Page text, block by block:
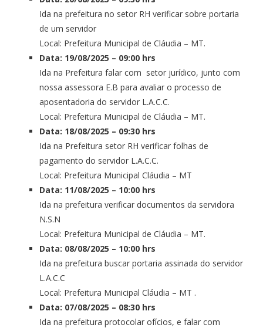
Ida na prefeitura no setor RH verificar sobre portaria
de um servidor
Local: Prefeitura Municipal de Cláudia – MT.
Data: 19/08/2025 – 09:00 hrs
Ida na Prefeitura falar com setor jurídico, junto com
nossa assessora E.B para avaliar o processo de
aposentadoria do servidor L.A.C.C.
Local: Prefeitura Municipal de Cláudia – MT.
Data: 18/08/2025 – 09:30 hrs
Ida na Prefeitura setor RH verificar folhas de
pagamento do servidor L.A.C.C.
Local: Prefeitura Municipal Cláudia – MT
Data: 11/08/2025 – 10:00 hrs
Ida na prefeitura verificar documentos da servidora
N.S.N
Local: Prefeitura Municipal de Cláudia – MT.
Data: 08/08/2025 – 10:00 hrs
Ida na prefeitura buscar portaria assinada do servidor
L.A.C.C
Local: Prefeitura Municipal Cláudia – MT .
Data: 07/08/2025 – 08:30 hrs
Ida na prefeitura protocolar ofícios, e falar com